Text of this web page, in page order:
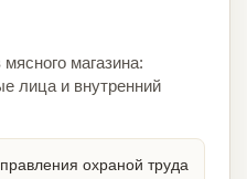
магазина:
лица и внутренний
охраной труда